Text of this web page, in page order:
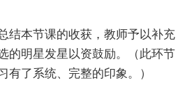
本节课的收获，教师予以补充
的明星发星以资鼓励。（此环节
有了系统、完整的印象。）